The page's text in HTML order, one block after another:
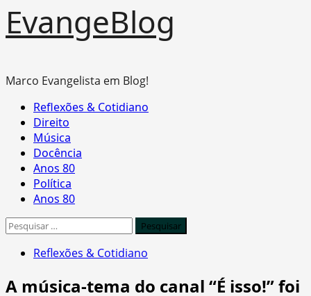
to
content
EvangeBlog
Marco Evangelista em Blog!
Primary
Menu
Reflexões & Cotidiano
Direito
Música
Docência
Anos 80
Política
Anos 80
Pesquisar
Reflexões & Cotidiano
A música-tema do canal “É isso!” foi